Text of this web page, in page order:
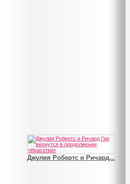
Джулия Робертс и Ричард...